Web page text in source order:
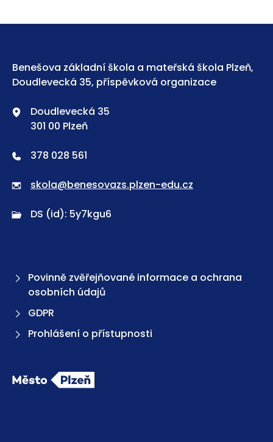
Benešova základní škola a mateřská škola Plzeň,
Doudlevecká 35, příspěvková organizace
Doudlevecká 35
301 00 Plzeň
378 028 561
skola@benesovazs.plzen-edu.cz
DS (id): 5y7kgu6
Povinně zvěřejňované informace a ochrana
osobních údajů
GDPR
Prohlášení o přístupnosti